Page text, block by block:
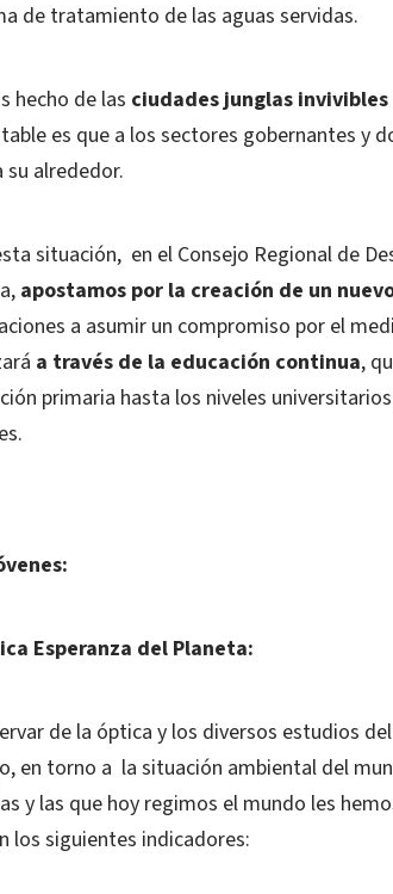
de tratamiento de las aguas servidas.
hecho de las ciudades junglas invivibles
es que a los sectores gobernantes y
su alrededor.
situación, en el Consejo Regional de
apostamos por la creación de un
a asumir un compromiso por el
a través de la educación continua,
primaria hasta los niveles
Esperanza del Planeta:
de la óptica y los diversos estudios
en torno a la situación ambiental del
y las que hoy regimos el mundo les
los siguientes indicadores: